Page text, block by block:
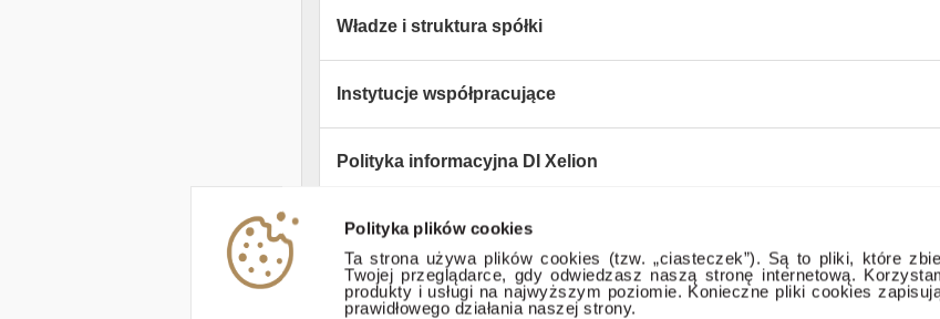
Polityka plików cookies
Ta strona używa plików cookies (tzw. „ciasteczek”). Są to pliki, które
Twojej przeglądarce, gdy odwiedzasz naszą stronę internetową.
produkty i usługi na najwyższym poziomie. Konieczne pliki cookies
prawidłowego działania naszej strony.
Władze i struktura spółki
Instytucje współpracujące
Polityka informacyjna DI Xelion
Zastrzeżenia prawne
ESG